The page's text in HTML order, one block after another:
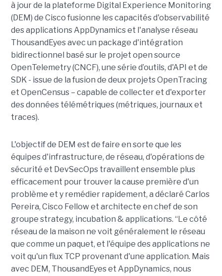
à jour de la plateforme Digital Experience Monitoring
(DEM) de Cisco fusionne les capacités d'observabilité
des applications AppDynamics et l'analyse réseau
ThousandEyes avec un package d'intégration
bidirectionnel basé sur le projet open source
OpenTelemetry (CNCF), une série d’outils, d'API et de
SDK - issue de la fusion de deux projets OpenTracing
et OpenCensus – capable de collecter et d'exporter
des données télémétriques (métriques, journaux et
traces).
L'objectif de DEM est de faire en sorte que les
équipes d'infrastructure, de réseau, d'opérations de
sécurité et DevSecOps travaillent ensemble plus
efficacement pour trouver la cause première d'un
problème et y remédier rapidement, a déclaré Carlos
Pereira, Cisco Fellow et architecte en chef de son
groupe strategy, incubation & applications. “Le côté
réseau de la maison ne voit généralement le réseau
que comme un paquet, et l'équipe des applications ne
voit qu'un flux TCP provenant d'une application. Mais
avec DEM, ThousandEyes et AppDynamics, nous